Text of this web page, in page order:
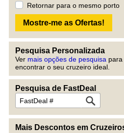
Retornar para o mesmo porto
Pesquisa Personalizada
Ver mais opções de pesquisa para
encontrar o seu cruzeiro ideal.
Pesquisa de FastDeal
Mais Descontos em